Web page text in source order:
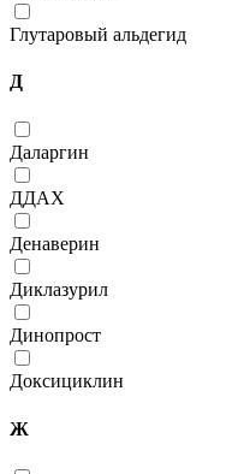
Глутаровый альдегид
Д
Даларгин
ДДАХ
Денаверин
Диклазурил
Динопрост
Доксициклин
Ж